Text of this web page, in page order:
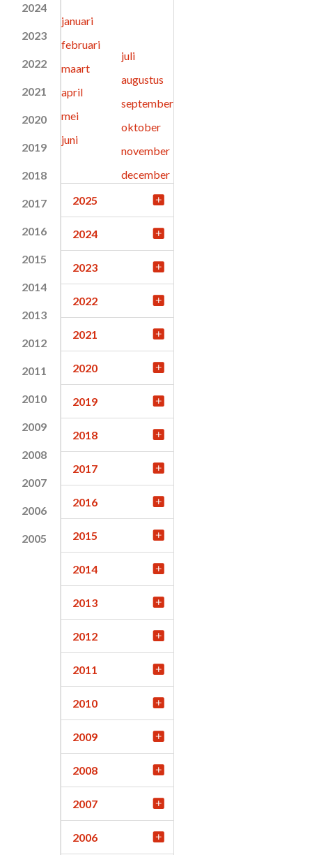
2024
2023
2022
2021
2020
2019
2018
2017
2016
2015
2014
2013
2012
2011
2010
2009
2008
2007
2006
2005
januari
februari
maart
april
mei
juni
juli
augustus
september
oktober
november
december
2025
2024
2023
2022
2021
2020
2019
2018
2017
2016
2015
2014
2013
2012
2011
2010
2009
2008
2007
2006